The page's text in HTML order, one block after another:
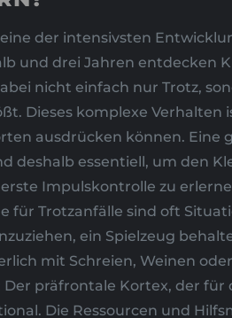
der intensivsten
und drei Jahren entdecken
nicht einfach nur Trotz,
Dieses komplexe Verhalten
ausdrücken können.
deshalb essentiell, um den
Impulskontrolle zu
für Trotzanfälle sind oft
ein Spielzeug
mit Schreien, Weinen
Der präfrontale Kortex, der
Die Ressourcen und